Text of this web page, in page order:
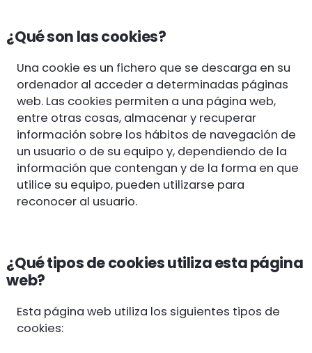
¿Qué son las cookies?
Una cookie es un fichero que se descarga en su
ordenador al acceder a determinadas páginas
web. Las cookies permiten a una página web,
entre otras cosas, almacenar y recuperar
información sobre los hábitos de navegación de
un usuario o de su equipo y, dependiendo de la
información que contengan y de la forma en que
utilice su equipo, pueden utilizarse para
reconocer al usuario.
¿Qué tipos de cookies utiliza esta página
web?
Esta página web utiliza los siguientes tipos de
cookies: